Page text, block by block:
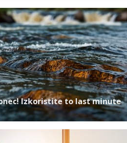
Izkoristite to last minute